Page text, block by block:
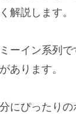
解説します。
ーイン系列
あります。
にぴったり